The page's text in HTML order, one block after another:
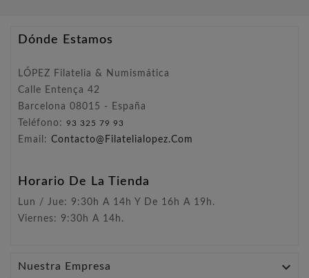
Dónde Estamos
LÓPEZ Filatelia & Numismática
Calle Entença 42
Barcelona 08015 - España
Teléfono: 93 325 79 93
Email: Contacto@filatelialopez.com
Horario De La Tienda
Lun / Jue: 9:30h A 14h Y De 16h A 19h.
Viernes: 9:30h A 14h.
Nuestra Empresa 